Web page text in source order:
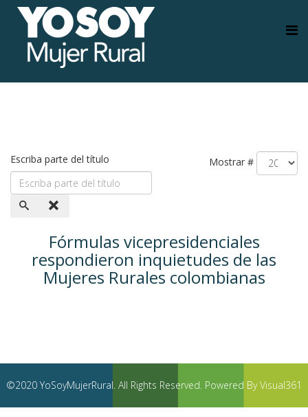
Escriba parte del título Mostrar #
Fórmulas vicepresidenciales
respondieron inquietudes de las
Mujeres Rurales colombianas
©2020 YoSoyMujerRural. All Rights Reserved. Powered By Visual361